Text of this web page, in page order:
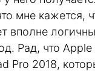
мне кажется,
вполне
Рад, что Apple
Pro 2018,